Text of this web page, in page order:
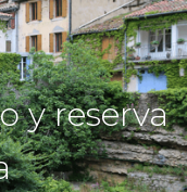
y reserva